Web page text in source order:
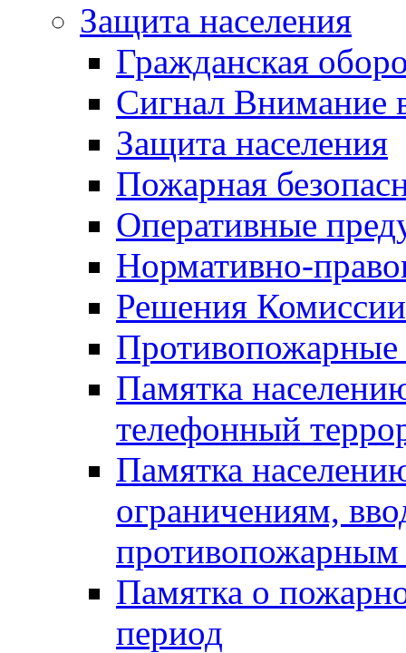
Защита населения
Гражданская
Сигнал Внимание
Защита населения
Пожарная
Оперативные
Нормативно-
Решения
Противопожарные
Памятка
телефонный
Памятка
ограничениям,
Памятка о
период